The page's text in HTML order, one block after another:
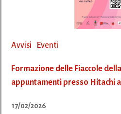
Avvisi Eventi
Formazione delle Fiaccole
appuntamenti presso Hitachi
17/02/2026